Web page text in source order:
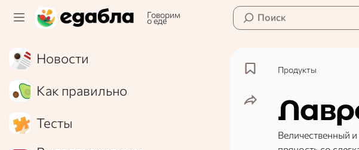
Говорим
о еде Поиск
Новости
Как правильно
Тесты
Продукты
Величественный